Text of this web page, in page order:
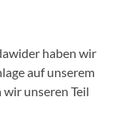
haben wir
auf unserem
unseren Teil